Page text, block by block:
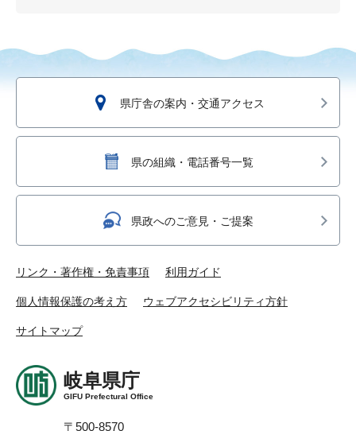
県庁舎の案内・交通アクセス
県の組織・電話番号一覧
県政へのご意見・ご提案
リンク・著作権・免責事項 利用ガイド
個人情報保護の考え方 ウェブアクセシビリティ方針
サイトマップ
岐阜県庁
GIFU Prefectural Office
〒500-8570